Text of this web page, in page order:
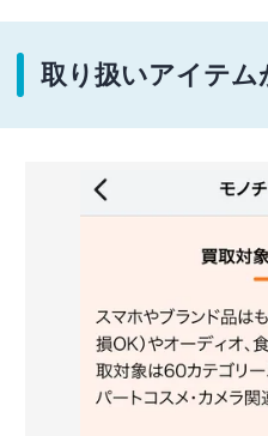
取り扱いアイテム